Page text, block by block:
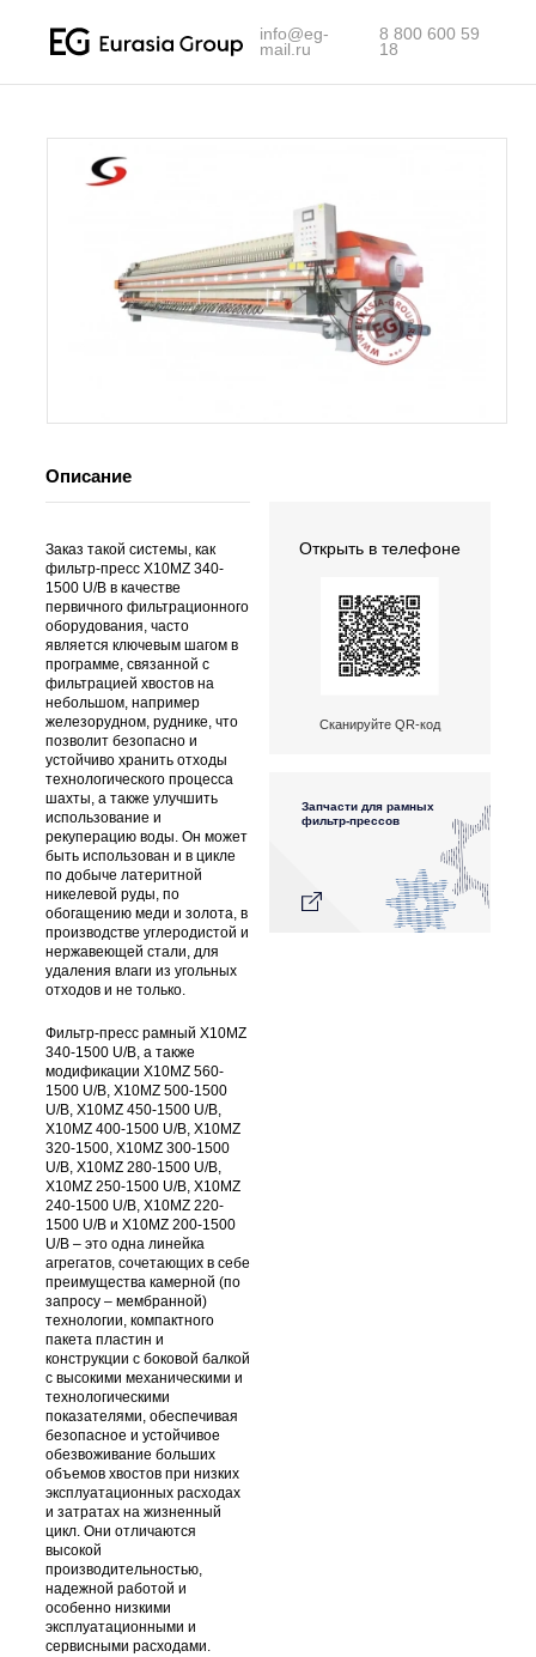
info@eg-
mail.ru
8 800 600 59
18
Описание
Заказ такой системы, как
фильтр-пресс X10MZ 340-
1500 U/B в качестве
первичного фильтрационного
оборудования, часто
является ключевым шагом в
программе, связанной с
фильтрацией хвостов на
небольшом, например
железорудном, руднике, что
позволит безопасно и
устойчиво хранить отходы
технологического процесса
шахты, а также улучшить
использование и
рекуперацию воды. Он может
быть использован и в цикле
по добыче латеритной
никелевой руды, по
обогащению меди и золота, в
производстве углеродистой и
нержавеющей стали, для
удаления влаги из угольных
отходов и не только.
Фильтр-пресс рамный X10MZ
340-1500 U/B, а также
модификации X10MZ 560-
1500 U/B, X10MZ 500-1500
U/B, X10MZ 450-1500 U/B,
X10MZ 400-1500 U/B, X10MZ
320-1500, X10MZ 300-1500
U/B, X10MZ 280-1500 U/B,
X10MZ 250-1500 U/B, X10MZ
240-1500 U/B, X10MZ 220-
1500 U/B и X10MZ 200-1500
U/B – это одна линейка
агрегатов, сочетающих в себе
преимущества камерной (по
запросу – мембранной)
технологии, компактного
пакета пластин и
конструкции с боковой балкой
с высокими механическими и
технологическими
показателями, обеспечивая
безопасное и устойчивое
обезвоживание больших
объемов хвостов при низких
эксплуатационных расходах
и затратах на жизненный
цикл. Они отличаются
высокой
производительностью,
надежной работой и
особенно низкими
эксплуатационными и
сервисными расходами.
Открыть в телефоне
Сканируйте QR-код
Запчасти для рамных
фильтр-прессов